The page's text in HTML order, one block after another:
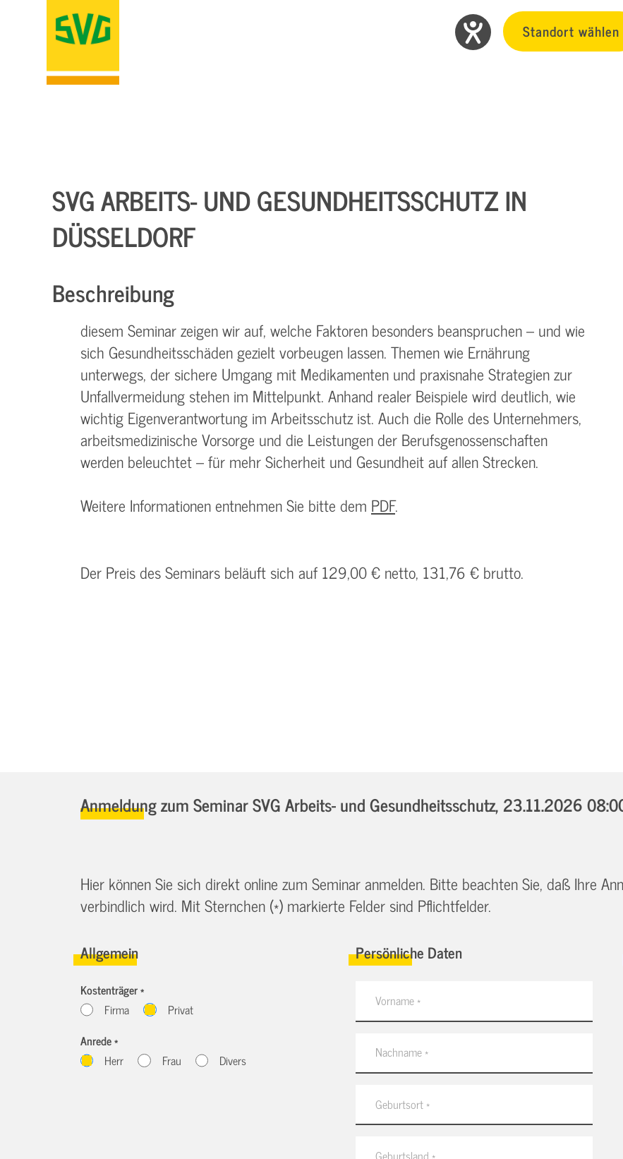
Standort wählen
SVG ARBEITS- UND GESUNDHEITSSCHUTZ IN
DÜSSELDORF
Beschreibung
diesem Seminar zeigen wir auf, welche Faktoren besonders beanspruchen – und wie
sich Gesundheitsschäden gezielt vorbeugen lassen. Themen wie Ernährung
unterwegs, der sichere Umgang mit Medikamenten und praxisnahe Strategien zur
Unfallvermeidung stehen im Mittelpunkt. Anhand realer Beispiele wird deutlich, wie
wichtig Eigenverantwortung im Arbeitsschutz ist. Auch die Rolle des Unternehmers,
arbeitsmedizinische Vorsorge und die Leistungen der Berufsgenossenschaften
werden beleuchtet – für mehr Sicherheit und Gesundheit auf allen Strecken.
Weitere Informationen entnehmen Sie bitte dem PDF.
Der Preis des Seminars beläuft sich auf 129,00 € netto, 131,76 € brutto.
Anmeldung zum Seminar SVG Arbeits- und Gesundheitsschutz, 23.11.2026
Hier können Sie sich direkt online zum Seminar anmelden. Bitte beachten Sie, daß Ihre
verbindlich wird. Mit Sternchen (*) markierte Felder sind Pflichtfelder.
Allgemein
Kostenträger *
Firma
Privat
Anrede *
Herr
Frau Divers
Persönliche Daten